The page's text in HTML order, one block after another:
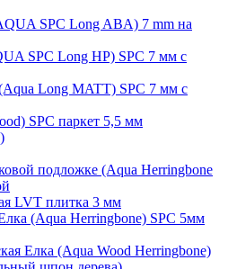
SPC Long ABA) 7 mm на
SPC Long HP) SPC 7 мм с
Long MATT) SPC 7 мм с
SPC паркет 5,5 мм
подложке (Aqua Herringbone
LVT плитка 3 мм
(Aqua Herringbone) SPC 5мм
Елка (Aqua Wood Herringbone)